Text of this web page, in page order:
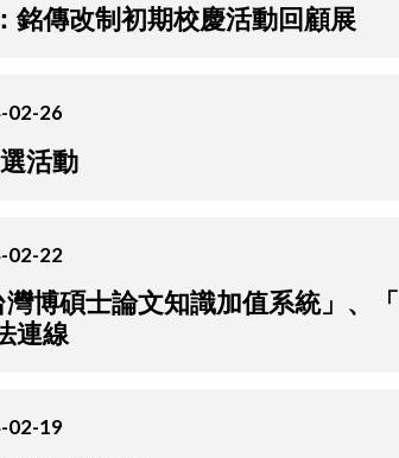
銘傳改制初期校慶活動回顧展
02-26
活動
02-22
博碩士論文知識加值系統」、
連線
02-19